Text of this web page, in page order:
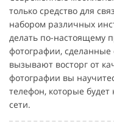
только средство для
набором различных
делать по-настоящему
фотографии,
вызывают восторг от
фотографии вы
телефон, которые
сети.